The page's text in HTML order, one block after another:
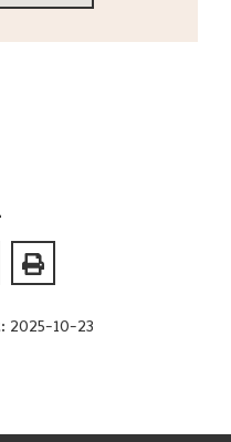
: 2025-10-23